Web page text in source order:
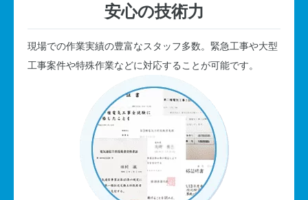
安心の技術力
現場での作業実績の豊富なスタッフ多数。緊急工事や大型
工事案件や特殊作業などに対応することが可能です。